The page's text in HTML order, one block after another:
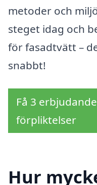
metoder och
steget idag och
för fasadtvätt –
snabbt!
Få 3
förpliktelser
Hur